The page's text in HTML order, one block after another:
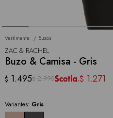
Vestimenta Buzos
ZAC & RACHEL
Buzo & Camisa - Gris
$ 1.495$ 2.990 $ 1.271
Variantes: Gris